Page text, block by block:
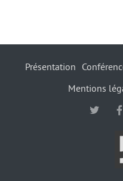
Présentation
Mentions